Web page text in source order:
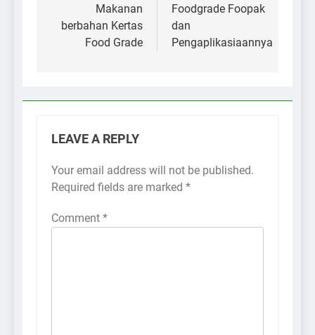
Makanan
berbahan Kertas
Food Grade
Foodgrade Foopak
dan
Pengaplikasiaannya
LEAVE A REPLY
Your email address will not be published.
Required fields are marked *
Comment *